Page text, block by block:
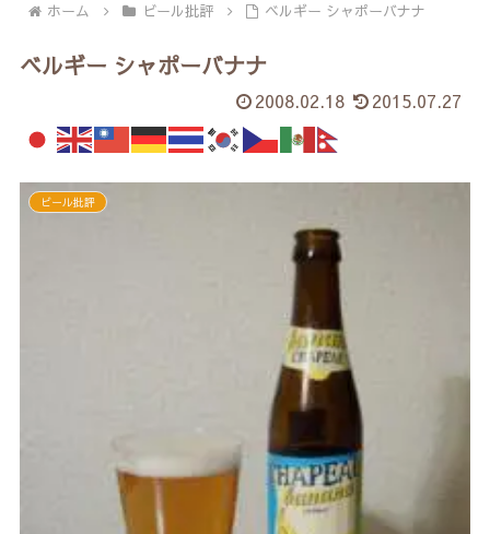
ホーム ビール批評 ベルギー シャポーバナナ
ベルギー シャポーバナナ
2008.02.18 2015.07.27
ビール批評